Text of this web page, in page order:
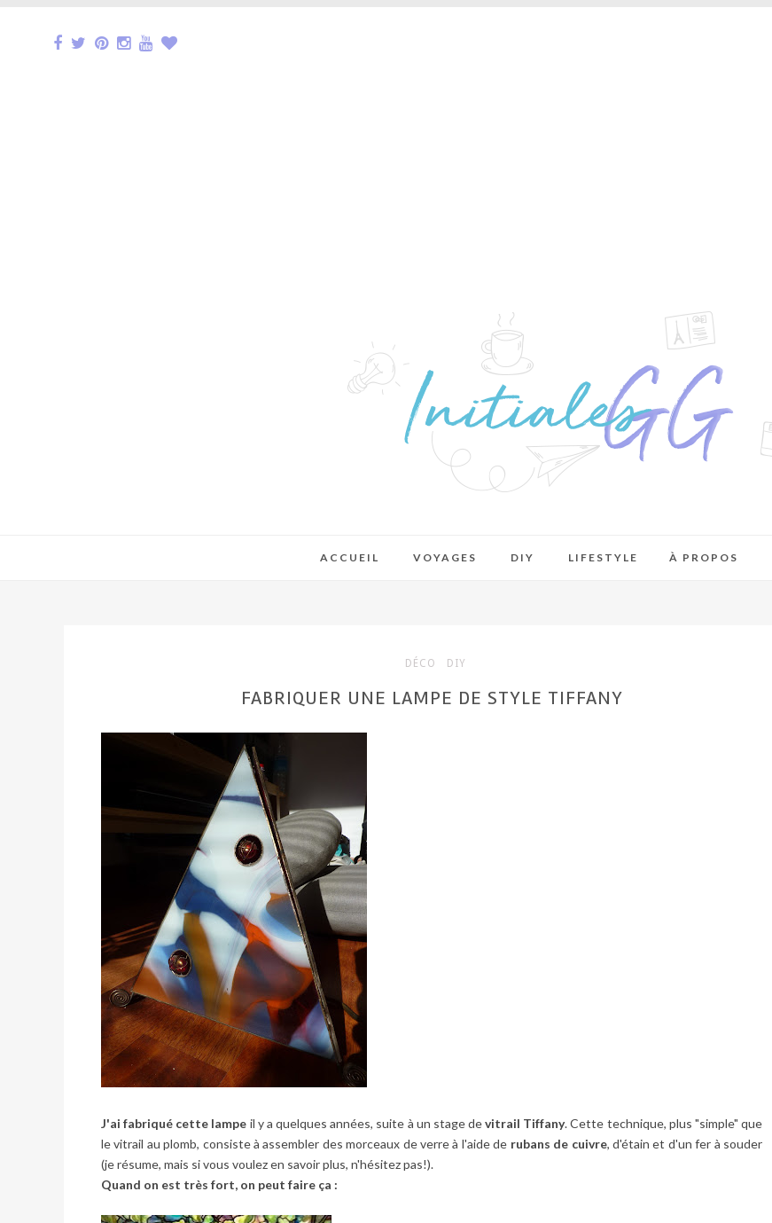
ACCUEIL VOYAGES DIY LIFESTYLE À PROPOS
DÉCO DIY
FABRIQUER UNE LAMPE DE STYLE TIFFANY
J'ai fabriqué cette lampe il y a quelques années, suite à un stage devitrail Tiffany. Cette technique, plus "simple" que
le vitrail au plomb, consiste à assembler des morceaux de verre à l'aide de rubans de cuivre, d'étain et d'un fer à souder
(je résume, mais si vous voulez en savoir plus, n'hésitez pas!).
Quand on est très fort, on peut faire ça :